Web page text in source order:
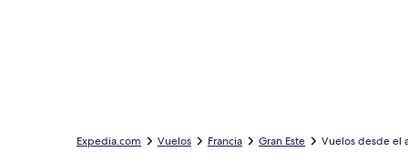
Expedia.com Vuelos Francia Gran Este Vuelos desde el